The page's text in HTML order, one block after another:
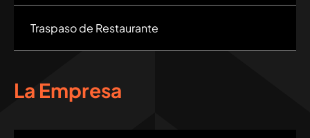
Traspaso de Restaurante
La Empresa